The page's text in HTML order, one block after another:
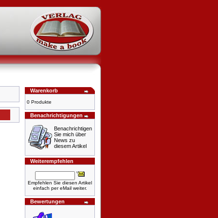
Warenkorb
0 Produkte
Benachrichtigungen
Benachrichtigen
Sie mich über
News zu
diesem Artikel
Weiterempfehlen
Empfehlen Sie diesen Artikel
einfach per eMail weiter.
Bewertungen